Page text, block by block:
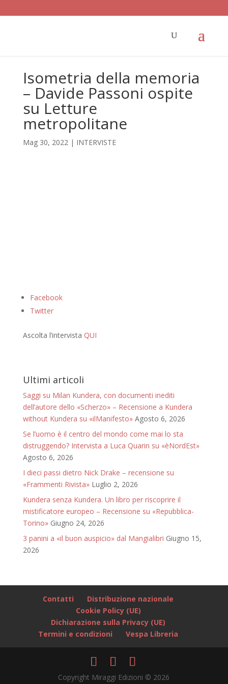
Isometria della memoria
– Davide Passoni ospite
su Letture
metropolitane
Mag 30, 2022| INTERVISTE
Facebook
Twitter
Ascolta l’intervista QUI
Ultimi articoli
Saggi su Milan Kundera, con documenti inediti
dell’autore dello «Scherzo» – Recensione a Kundera
without Kundera su «ilManifesto» Agosto 6, 2026
Se l’uomo è il centro del mondo come mai lo sta
distruggendo? Intervista a Luca Quarin su «èNordEst»
Agosto 6, 2026
I dieci passi dietro Nick Drake – recensione su
«Frammenti Rivista» Luglio 2, 2026
Kundera senza Kundera. Un libro per riscoprire il
mistificatore europeo – Recensione su «Repubblica-
Torino» Giugno 24, 2026
3 panini a «il buon auspicio» dal Mangialibri Giugno 15,
2026
Contatti
Distribuzione nazionale
Cookie Policy (UE)
Dichiarazione sulla Privacy (UE)
Termini e condizioni
Vespa Libreria
Copyright Miraggi Edizioni © 2026